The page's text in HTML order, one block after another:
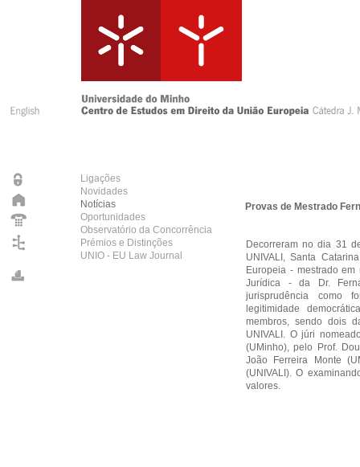
Ligações
Novidades
Notícias
Oportunidades
Observatório da Concorrência
Prémios e Distinções
UNIO - EU Law Journal
Provas de Mestrado
Decorreram no dia 31
UNIVALI, Santa
Europeia - mestrado
Jurídica - da Dr.
jurisprudência como
legitimidade
membros, sendo dois
UNIVALI. O júri
(UMinho), pelo Prof.
João Ferreira Monte
(UNIVALI). O
valores.